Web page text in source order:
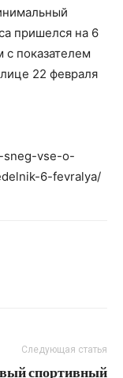
пришелся на 6
с показателем
22 февраля
sneg-vse-o-
6-fevralya/
Следующая статья
спортивный